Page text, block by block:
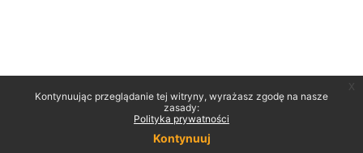
Kontynuując przeglądanie tej witryny, wyrażasz zgodę na nasze
zasady:
Polityka prywatności
Kontynuuj